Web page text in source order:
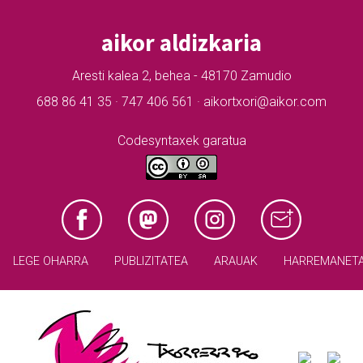
aikor aldizkaria
Aresti kalea 2, behea - 48170 Zamudio
688 86 41 35 · 747 406 561 · aikortxori@aikor.com
Codesyntaxek garatua
LEGE OHARRA PUBLIZITATEA ARAUAK